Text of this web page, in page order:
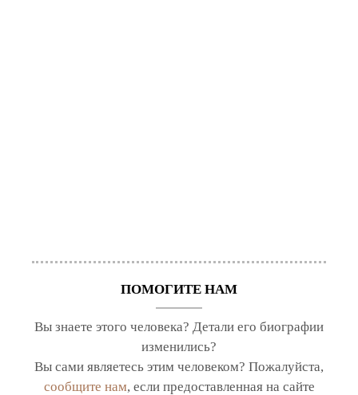
ПОМОГИТЕ НАМ
Вы знаете этого человека? Детали его биографии
изменились?
Вы сами являетесь этим человеком? Пожалуйста,
сообщите нам, если предоставленная на сайте